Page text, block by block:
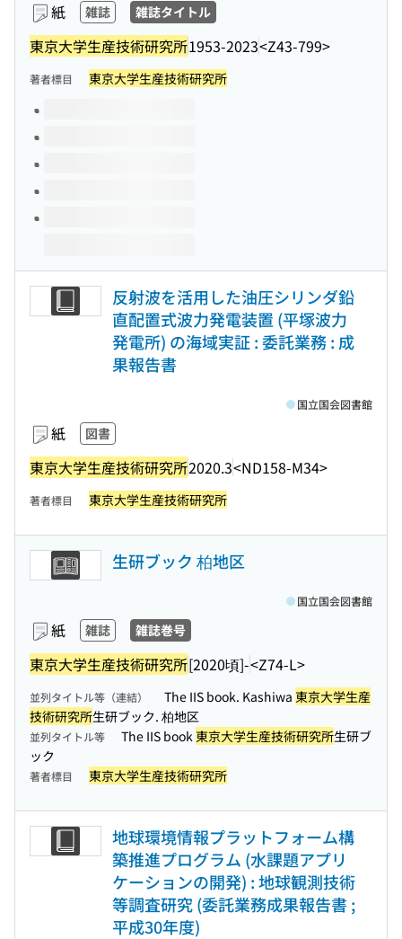
紙 雑誌 雑誌タイトル
東京大学生産技術研究所1953-2023<Z43-799>
著者標目 東京大学生産技術研究所
このタイトルの巻号
反射波を活用した油圧シリンダ鉛
直配置式波力発電装置 (平塚波力
発電所) の海域実証 : 委託業務 : 成
果報告書
紙 図書
東京大学生産技術研究所2020.3<ND158-M34>
国立国会図書館
著者標目 東京大学生産技術研究所
生研ブック 柏地区
紙 雑誌 雑誌巻号
東京大学生産技術研究所[2020頃]-<Z74-L>
国立国会図書館
並列タイトル等（連結） The IIS book. Kashiwa 東京大学生産
技術研究所生研ブック. 柏地区
並列タイトル等 The IIS book 東京大学生産技術研究所生研ブ
ック
著者標目 東京大学生産技術研究所
地球環境情報プラットフォーム構
築推進プログラム (水課題アプリ
ケーションの開発) : 地球観測技術
等調査研究 (委託業務成果報告書 ;
平成30年度)